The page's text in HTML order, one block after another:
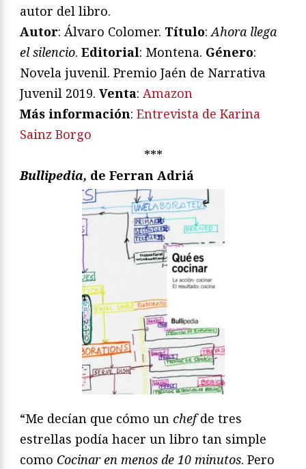
autor del libro.
Autor: Álvaro Colomer. Título:Ahora llega
el silencio. Editorial: Montena. Género:
Novela juvenil. Premio Jaén de Narrativa
Juvenil 2019. Venta: Amazon
Más información: Entrevista de Karina
Sainz Borgo
***
Bullipedia, de Ferran Adriá
“Me decían que cómo un chefde tres
estrellas podía hacer un libro tan simple
como Cocinar en menos de 10 minutos. Pero